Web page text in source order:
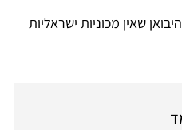
שאין מכוניות ישראליות